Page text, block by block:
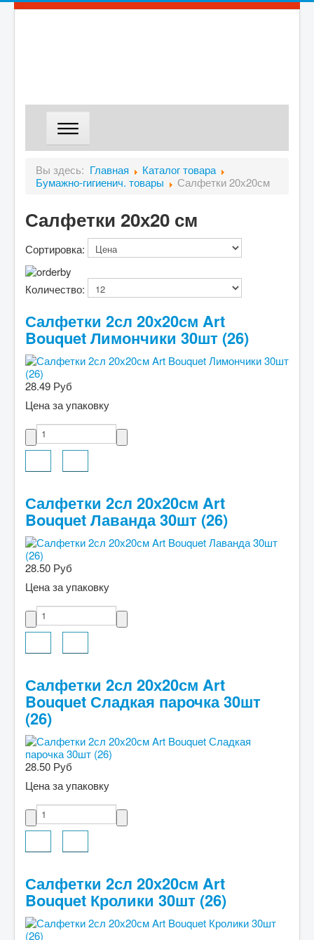
МАГАЗИН
ДОСТАВКА
О КОМПАНИИ
КОНТАКТЫ
Вы здесь: Главная
Каталог товара
Бумажно-гигиенич. товары
Салфетки 20х20см
Салфетки 20х20 см
Сортировка:
Количество:
Салфетки 2сл 20х20см Art
Bouquet Лимончики 30шт (26)
28.49 Руб
Цена за упаковку
Салфетки 2сл 20х20см Art
Bouquet Лаванда 30шт (26)
28.50 Руб
Цена за упаковку
Салфетки 2сл 20х20см Art
Bouquet Сладкая парочка 30шт
(26)
28.50 Руб
Цена за упаковку
Салфетки 2сл 20х20см Art
Bouquet Кролики 30шт (26)